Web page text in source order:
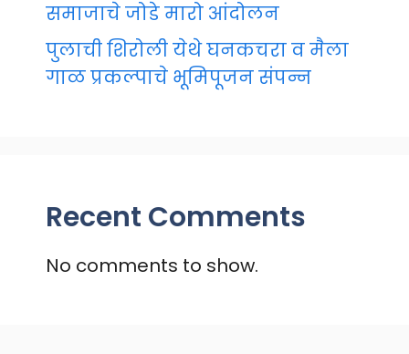
समाजाचे जोडे मारो आंदोलन
पुलाची शिरोली येथे घनकचरा व मैला
गाळ प्रकल्पाचे भूमिपूजन संपन्न
Recent Comments
No comments to show.